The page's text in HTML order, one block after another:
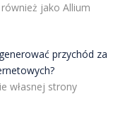
jako Allium
przychód za
własnej strony